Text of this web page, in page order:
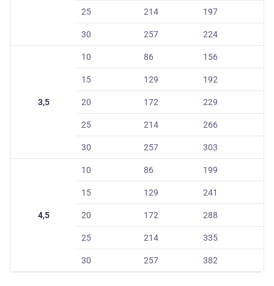
25 214 197
30 257 224
3,5
10 86 156
15 129 192
20 172 229
25 214 266
30 257 303
4,5
10 86 199
15 129 241
20 172 288
25 214 335
30 257 382